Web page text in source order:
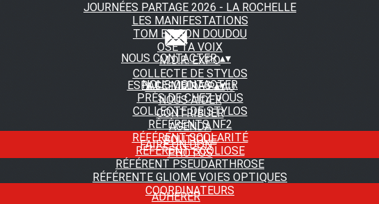
JOURNÉES PARTAGE 2026 - LA ROCHELLE
LES MANIFESTATIONS
TOM ET SON DOUDOU
OSE TA VOIX
M.D.R. EXPO
COLLECTE DE STYLOS
A FLEUR DE PEAU
NOUS AIDER
CONTRIBUER
AGENDA
BOUTIQUE
PHOTOS
NOUS CONTACTER▴▾
NOUS CONTACTER
PRÈS DE CHEZ VOUS
COLLECTE DE STYLOS
RÉFÉRENTS NF2
RÉFÉRENT SCOLARITÉ
RÉFÉRENT SCOLIOSE
RÉFÉRENT PSEUDARTHROSE
RÉFÉRENTE GLIOME VOIES OPTIQUES
COORDINATEURS
ESPACE MEDIAS▴▾
FAIRE UN DON
ADHÉRER